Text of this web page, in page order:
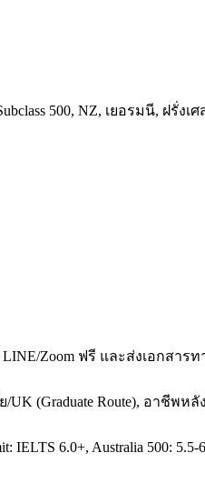
500, NZ, เยอรมนี, ฝรั่
Zoom ฟรี และส่งเอกสาร
(Graduate Route), อาชีพหลัง
6.0+, Australia 500: 5.5-